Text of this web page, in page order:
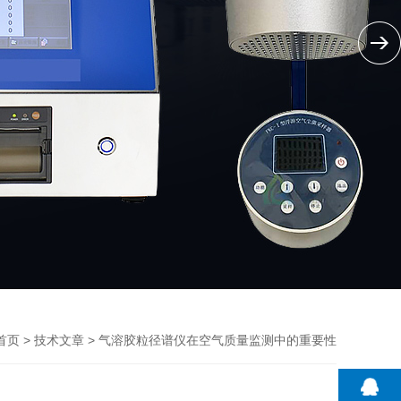
页 > 技术文章 > 气溶胶粒径谱仪在空气质量监测中的重要性